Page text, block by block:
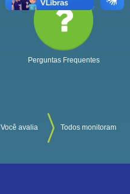
Perguntas Frequentes
Você avalia Todos monitoram